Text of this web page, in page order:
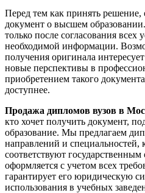
Перед тем как принять решение,
документ о высшем
только после согласования всех
необходимой информации.
получения оригинала
новые перспективы в
приобретением такого
доступнее.
Продажа дипломов вузов в
кто хочет получить документ,
образование. Мы предлагаем
направлений и специальностей,
соответствуют
оформляется с учетом всех
гарантирует его юридическую
использования в учебных